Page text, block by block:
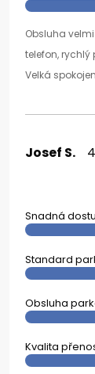
Obsluha
telefon, rychlý
Velká
Josef S.
Snadná
Standard
Obsluha
Kvalita